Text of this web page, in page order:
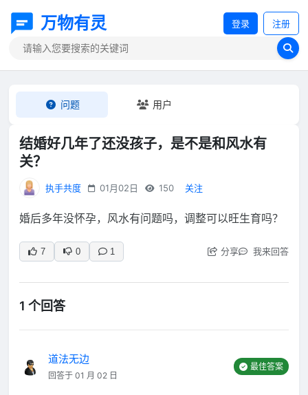
万物有灵 登录 注册
问题 用户
结婚好几年了还没孩子，是不是和风水有
关？
执手共度 01月02日 150 关注
婚后多年没怀孕，风水有问题吗，调整可以旺生育吗？
7 0 1 分享 我来回答
1 个回答
道法无边
回答于 01 月 02 日
最佳答案